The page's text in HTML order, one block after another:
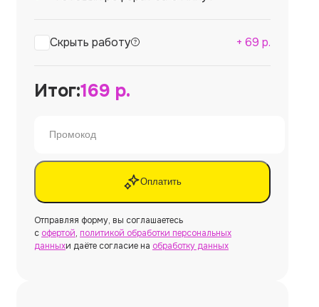
Скрыть работу + 69 р.
Итог:169 р.
Оплатить
Отправляя форму, вы соглашаетесь
с офертой, политикой обработки персональных
данныхи даёте согласие на обработку данных